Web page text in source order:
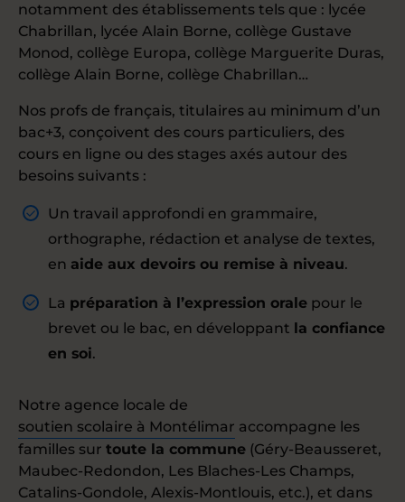
notamment des établissements tels que : lycée
Chabrillan, lycée Alain Borne, collège Gustave
Monod, collège Europa, collège Marguerite Duras,
collège Alain Borne, collège Chabrillan…
Nos profs de français, titulaires au minimum d’un
bac+3, conçoivent des cours particuliers, des
cours en ligne ou des stages axés autour des
besoins suivants :
Un travail approfondi en grammaire,
orthographe, rédaction et analyse de textes,
en aide aux devoirs ou remise à niveau.
La préparation à l’expression orale pour le
brevet ou le bac, en développant la confiance
en soi.
Notre agence locale de
soutien scolaire à Montélimar accompagne les
familles sur toute la commune (Géry-Beausseret,
Maubec-Redondon, Les Blaches-Les Champs,
Catalins-Gondole, Alexis-Montlouis, etc.), et dans